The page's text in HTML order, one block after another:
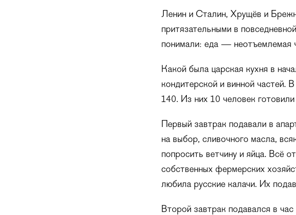
Ленин и Сталин, Хрущёв и
притязательными в
понимали: еда — неотъемлемая
Какой была царская кухня в
кондитерской и винной частей.
140. Из них 10 человек
Первый завтрак подавали в
на выбор, сливочного масла,
попросить ветчину и яйца. Всё
собственных фермерских
любила русские калачи. Их
Второй завтрак подавался в